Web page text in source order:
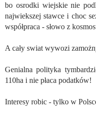
bo osrodki wiejskie nie
najwiekszej stawce i choc
współpraca - słowo z
A cały swiat wywozi
Genialna polityka
110ha i nie płaca podatków!
Interesy robic - tylko w